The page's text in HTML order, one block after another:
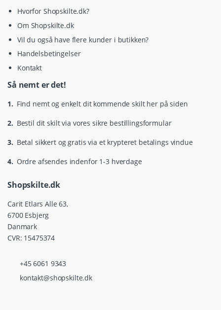
Hvorfor Shopskilte.dk?
Om Shopskilte.dk
Vil du også have flere kunder i butikken?
Handelsbetingelser
Kontakt
Så nemt er det!
1. Find nemt og enkelt dit kommende skilt her på siden
2. Bestil dit skilt via vores sikre bestillingsformular
3. Betal sikkert og gratis via et krypteret betalings vindue
4. Ordre afsendes indenfor 1-3 hverdage
Shopskilte.dk
Carit Etlars Alle 63,
6700 Esbjerg
Danmark
CVR: 15475374
+45 6061 9343
kontakt@shopskilte.dk